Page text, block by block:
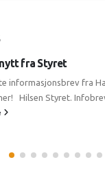
fra Styret
informasjonsbrev fra
Hilsen Styret.